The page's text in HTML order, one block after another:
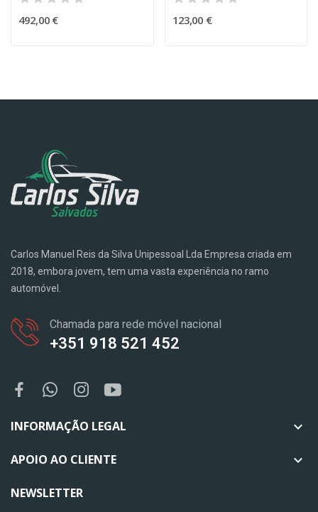
492,00 € 123,00 €
Carlos Manuel Reis da Silva Unipessoal Lda Empresa criada em
2018, embora jovem, tem uma vasta experiência no ramo
automóvel.
Chamada para rede móvel nacional
+351 918 521 452
INFORMAÇÃO LEGAL 
APOIO AO CLIENTE 
NEWSLETTER